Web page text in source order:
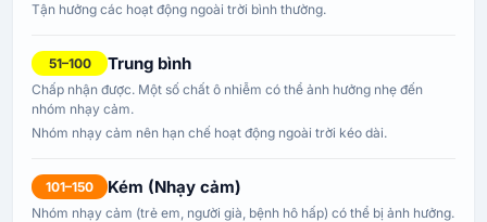
Tận hưởng các hoạt động ngoài trời bình thường.
51–100 Trung bình
Chấp nhận được. Một số chất ô nhiễm có thể ảnh hưởng nhẹ đến
nhóm nhạy cảm.
Nhóm nhạy cảm nên hạn chế hoạt động ngoài trời kéo dài.
101–150 Kém (Nhạy cảm)
Nhóm nhạy cảm (trẻ em, người già, bệnh hô hấp) có thể bị ảnh hưởng.